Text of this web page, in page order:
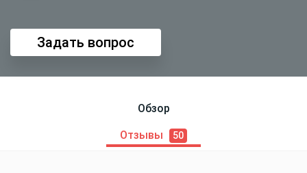
Задать вопрос
Обзор
Отзывы 50